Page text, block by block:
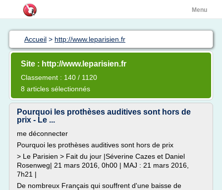
Menu
Accueil > http://www.leparisien.fr
Site : http://www.leparisien.fr
Classement : 140 / 1120
8 articles sélectionnés
Pourquoi les prothèses auditives sont hors de
prix - Le ...
me déconnecter
Pourquoi les prothèses auditives sont hors de prix
> Le Parisien > Fait du jour |Séverine Cazes et Daniel
Rosenweg| 21 mars 2016, 0h00 | MAJ : 21 mars 2016,
7h21 |
De nombreux Français qui souffrent d'une baisse de